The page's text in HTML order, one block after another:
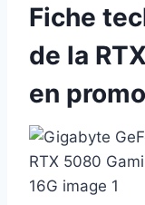
Fiche
de la
en promo